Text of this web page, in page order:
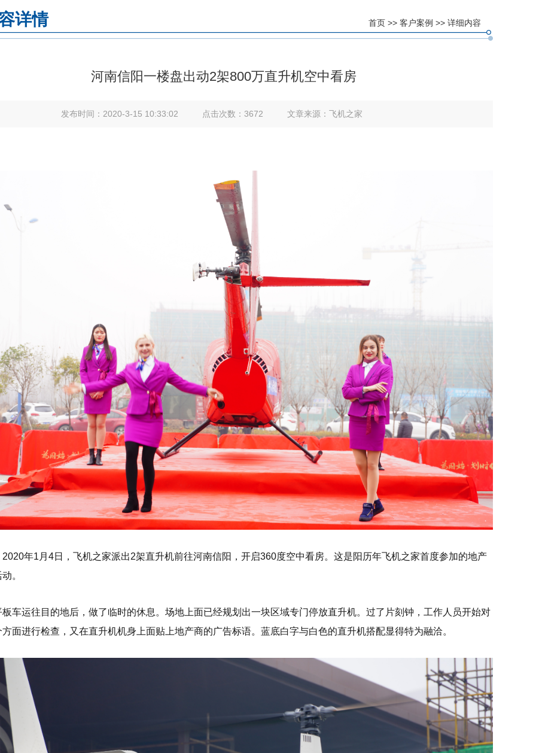
详情 首页 >> 客户案例 >> 详细内容
河南信阳一楼盘出动2架800万直升机空中看房
发布时间： 2020-3-15 10:33:02 点击次数： 3672 文章来源： 飞机之家
年1月4日，飞机之家派出2架直升机前往河南信阳，开启360度空中看房。这是阳历年飞机之家首度参加的地产
。
车运往目的地后，做了临时的休息。场地上面已经规划出一块区域专门停放直升机。过了片刻钟，工作人员开始对
面进行检查，又在直升机机身上面贴上地产商的广告标语。蓝底白字与白色的直升机搭配显得特为融洽。